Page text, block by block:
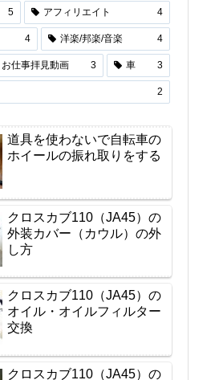
5 アフィリエイト 4
4 洋楽/邦楽/音楽 4
お仕事拝見動画 3 車 3
2
道具を使わないで自転車の
ホイールの振れ取りをする
クロスカブ110（JA45）の
外装カバー（カウル）の外
し方
クロスカブ110（JA45）の
オイル・オイルフィルター
交換
クロスカブ110（JA45）の